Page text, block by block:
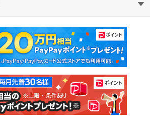
す
中古マンション
中古一戸建て
土地
教えて！住まいの先生